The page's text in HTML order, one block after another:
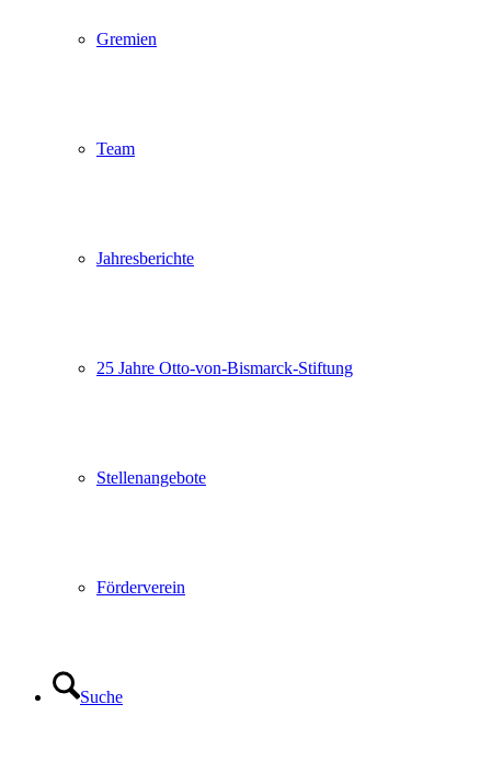
Gremien
Team
Jahresberichte
25 Jahre Otto-von-Bismarck-Stiftung
Stellenangebote
Förderverein
Suche